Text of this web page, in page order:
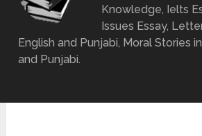
Knowledge, Ielts
Issues Essay,
English and Punjabi, Moral Stories
and Punjabi.